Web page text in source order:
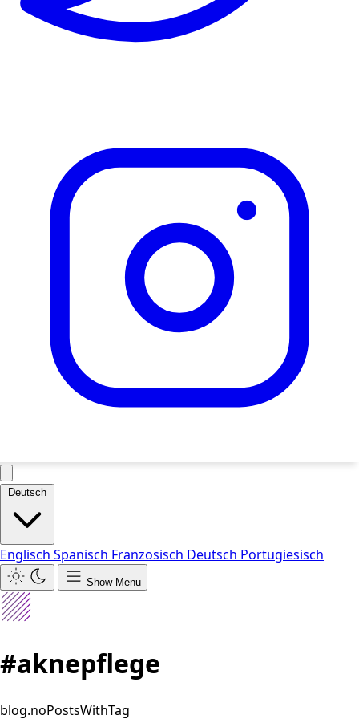
Deutsch
Englisch Spanisch Franzosisch Deutsch Portugiesisch
Show Menu
#aknepflege
blog.noPostsWithTag